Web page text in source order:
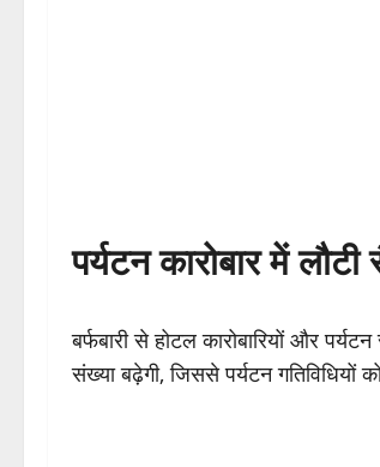
पर्यटन कारोबार में लौटी
बर्फबारी से होटल कारोबारियों और
संख्या बढ़ेगी, जिससे पर्यटन गतिविधियों